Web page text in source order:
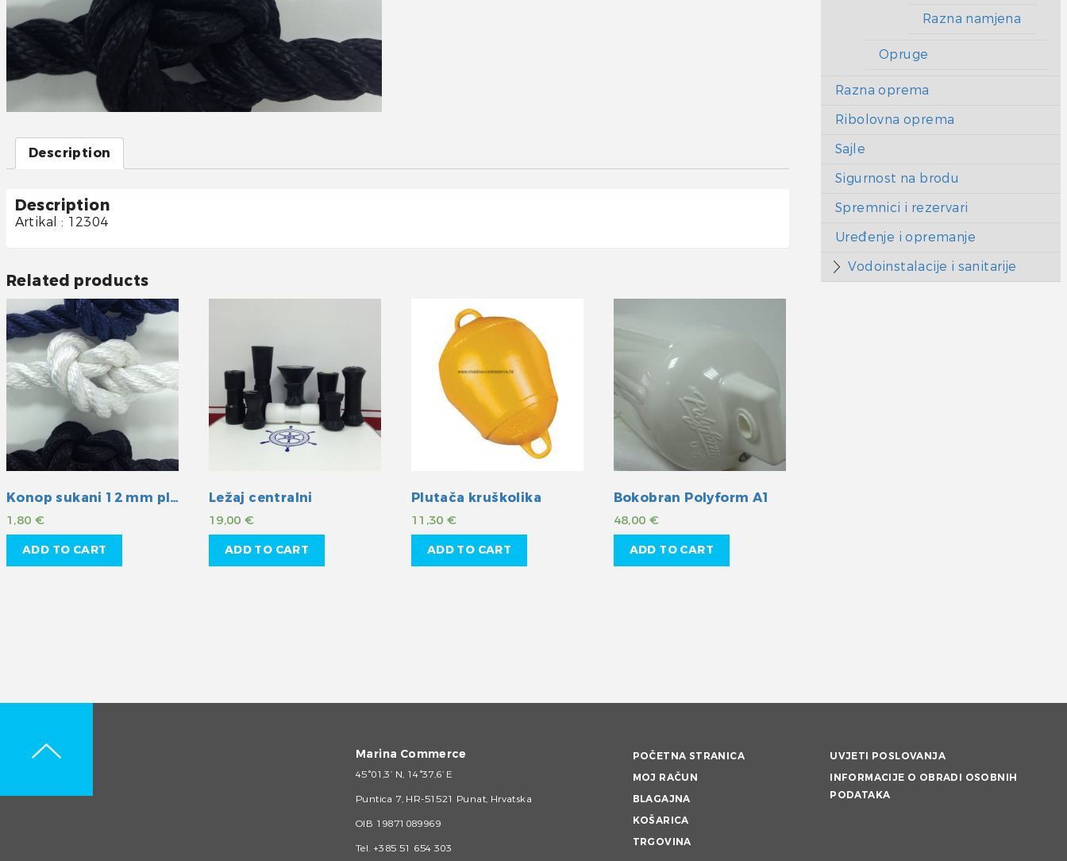
Description
Description
Artikal : 12304
Related products
Konop sukani 12 mm plavi
1,80 €
ADD TO CART
Ležaj centralni
19,00€
ADD TO CART
Plutača kruškolika
11,30€
ADD TO CART
Bokobran Polyform A1
48,00 €
ADD TO CART
Razna namjena
Opruge
Razna oprema
Ribolovna oprema
Sajle
Sigurnost na brodu
Spremnici i rezervari
Uređenje i opremanje
Vodoinstalacije i sanitarije
Marina Commerce
45°01,3’ N, 14°37,6’ E
Puntica 7, HR-51521 Punat, Hrvatska
OIB 19871089969
Tel. +385 51 654 303
POČETNA STRANICA
MOJ RAČUN
BLAGAJNA
KOŠARICA
TRGOVINA
UVJETI POSLOVANJA
INFORMACIJE O OBRADI OSOBNIH
PODATAKA